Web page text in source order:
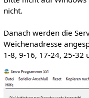
nicht.
Danach werden die
Weichenadresse
1-8, 9-16, 17-24, 25-32